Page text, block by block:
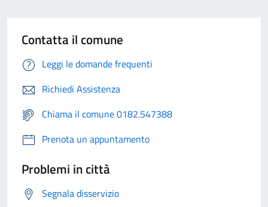
Contatta il comune
Leggi le domande frequenti
Richiedi Assistenza
Chiama il comune 0182.547388
Prenota un appuntamento
Problemi in città
Segnala disservizio